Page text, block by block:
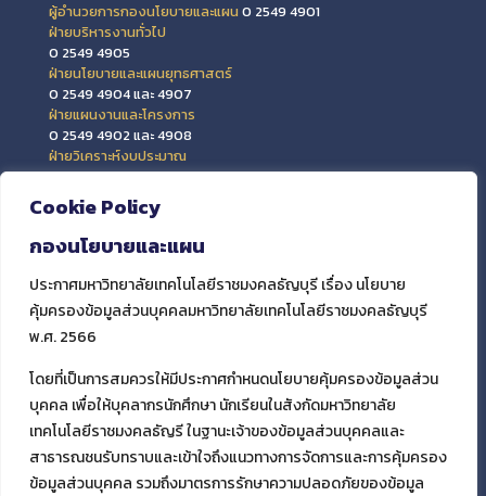
Cookie Policy
กองนโยบายและแผน
ประกาศมหาวิทยาลัยเทคโนโลยีราชมงคลธัญบุรี เรื่อง นโยบาย
คุ้มครองข้อมูลส่วนบุคคลมหาวิทยาลัยเทคโนโลยีราชมงคลธัญบุรี
พ.ศ. 2566
โดยที่เป็นการสมควรให้มีประกาศกำหนดนโยบายคุ้มครองข้อมูลส่วน
บุคคล เพื่อให้บุคลากรนักศึกษา นักเรียนในสังกัดมหาวิทยาลัย
เทคโนโลยีราชมงคลธัญรี ในฐานะเจ้าของข้อมูลส่วนบุคคลและ
สาธารณชนรับทราบและเข้าใจถึงแนวทางการจัดการและการคุ้มครอง
ข้อมูลส่วนบุคคล รวมถึงมาตรการรักษาความปลอดภัยของข้อมูล
ผู้อำนวยการกองนโยบายและแผน 0 2549 4901
ฝ่ายบริหารงานทั่วไป
0 2549 4905
ฝ่ายนโยบายและแผนยุทธศาสตร์
0 2549 4904 และ 4907
ฝ่ายแผนงานและโครงการ
0 2549 4902 และ 4908
ฝ่ายวิเคราะห์งบประมาณ
0 2549 4903 และ 4909
ฝ่ายข้อมูลสารสนเทศและติดตามประเมินผล
0 2549 4906